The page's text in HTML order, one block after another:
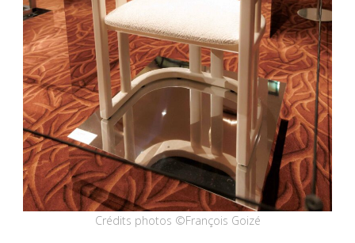
Crédits photos ©François Goizé